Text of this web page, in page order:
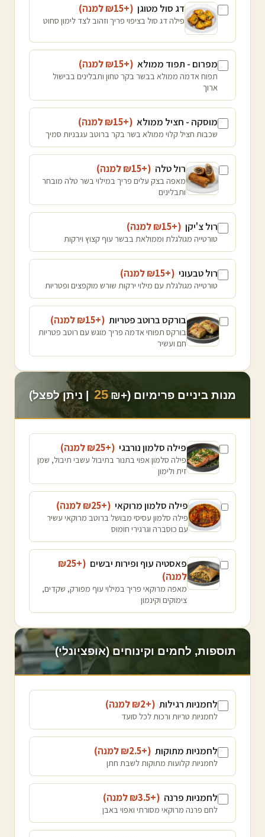
דג סול מטוגן (+₪
15 למנה)
פילה דג סול בציפוי פריך וזהוב לצד לימון סחוט
מפרום - תפוד ממולא (+₪
15 למנה)
תפוח אדמה ממולא בבשר בקר טחון ותבלינים בבישול
ארוך
מוסקה - חציל ממולא (+₪
15 למנה)
שכבות חציל קלוי ממולא בשר בקר ברוטב עגבניות סמיך
רול טלה (+₪
15 למנה)
מאפה בצק עלים פריך במילוי בשר טלה מובחר
ותבלינים
רול צ'יקן (+₪
15 למנה)
טורטייה מגולגלת וממולאת בבשר עוף קצוץ וירקות
רול טבעוני (+₪
15 למנה)
טורטייה מגולגלת עם מילוי ירקות שורש מוקפצים ופטריות
בורקס ברוטב פטריות (+₪
15 למנה)
בורקס תפוחי אדמה פריך מוגש עם רוטב פטריות
חם ועשיר
מנות ביניים פרימיום (+₪ 25 | ניתן לפצל)
פילה סלמון נורבגי (+₪
25 למנה)
פילה סלמון אפוי בתנור בתיבול עשבי תיבול, שמן
זית ולימון
פילה סלמון מרוקאי (+₪
25 למנה)
פילה סלמון עסיסי מבושל ברוטב מרוקאי עשיר
עם כוסברה וגרגירי חומוס
פאסטיה עוף ופירות יבשים (+₪
25
למנה)
מאפה מרוקאי פריך במילוי עוף מפורק, שקדים,
צימוקים וקינמון
תוספות, לחמים וקינוחים (אופציונלי)
לחמניות רגילות (+₪
2 למנה)
לחמניות טריות ורכות לכל סועד
לחמניות מתוקות (+₪
2.5 למנה)
לחמניות קלועות מתוקות לשבת חתן
לחמניות פרנה (+₪
3.5 למנה)
לחם פרנה מרוקאי מסורתי ואפוי באבן